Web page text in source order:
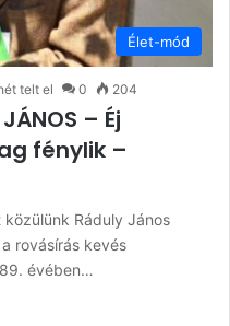
Élet-mód
telt el 0 204
– Éj
fénylik –
Ráduly János
rovásírás kevés
évében…